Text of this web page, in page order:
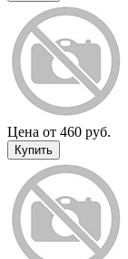
Цена от 460 руб.
Купить